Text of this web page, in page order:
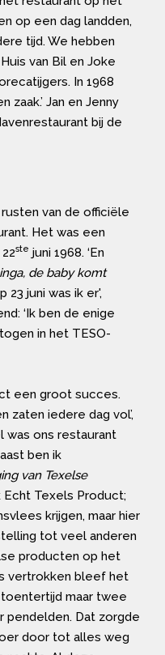
op een dag landden,
tijd. We hebben
van Bil en Joke
In 1968
zaak.’ Jan en Jenny
bij de
van de officiële
Het was een
ste juni 1968. ‘En
de baby komt
juni was ik er',
‘Ik ben de enige
in het TESO-
een groot succes.
zaten iedere dag vol’,
was ons restaurant
ben ik
van Texelse
Echt Texels Product;
krijgen, maar hier
tot veel anderen
producten op het
vertrokken bleef het
maar twee
pendelden. Dat zorgde
door tot alles weg